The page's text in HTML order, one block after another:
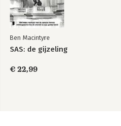
Ben Macintyre
SAS: de gijzeling
€ 22,99